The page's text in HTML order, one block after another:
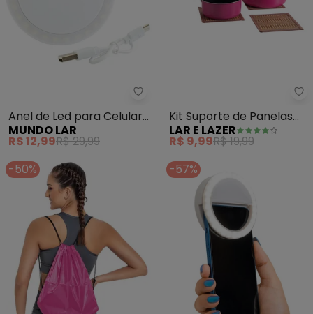
Mundo Lar - Anel de Led para
Anel de Led para Celular
8 cm
MUNDO LAR
R$ 12,99R$ 29,99
Kit Suporte de Panelas
(Em Bambu) 3 Peças
LAR E LAZER
R$ 9,99R$ 19,99
-50%
-57%